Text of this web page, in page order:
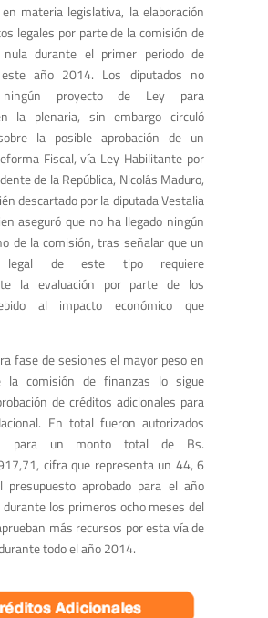
materia legislativa, la elaboración
legales por parte de la comisión de
nula durante el primer periodo de
año 2014. Los diputados no
ningún proyecto de Ley para
la plenaria, sin embargo circuló
la posible aprobación de un
Fiscal, vía Ley Habilitante por
de la República, Nicolás Maduro,
descartado por la diputada Vestalia
aseguró que no ha llegado ningún
de la comisión, tras señalar que un
legal de este tipo requiere
la evaluación por parte de los
al impacto económico que
fase de sesiones el mayor peso en
la comisión de finanzas lo sigue
de créditos adicionales para
En total fueron autorizados
para un monto total de Bs.
cifra que representa un 44, 6
presupuesto aprobado para el año
los primeros ocho meses del
más recursos por esta vía de
todo el año 2014.